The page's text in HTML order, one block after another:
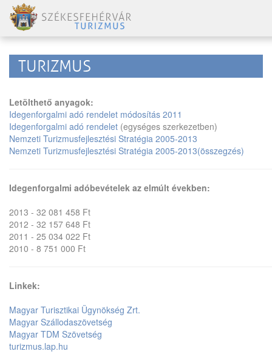
TURIZMUS
Letölthető anyagok:
Idegenforgalmi adó rendelet módosítás 2011
Idegenforgalmi adó rendelet (egységes szerkezetben)
Nemzeti Turizmusfejlesztési Stratégia 2005-2013
Nemzeti Turizmusfejlesztési Stratégia 2005-2013(összegzés)
Idegenforgalmi adóbevételek az elmúlt években:
2013 - 32 081 458 Ft
2012 - 32 157 648 Ft
2011 - 25 034 022 Ft
2010 - 8 751 000 Ft
Linkek:
Magyar Turisztikai Ügynökség Zrt.
Magyar Szállodaszövetség
Magyar TDM Szövetség
turizmus.lap.hu